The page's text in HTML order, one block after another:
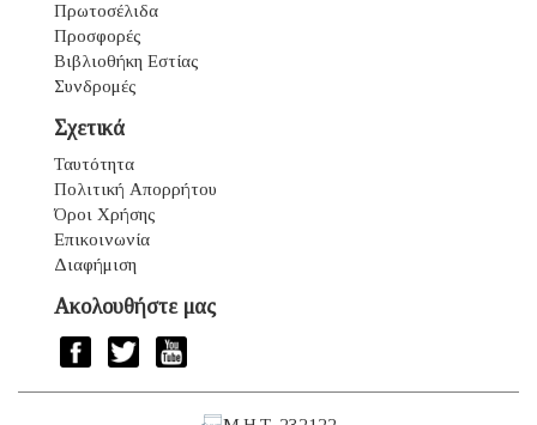
Πρωτοσέλιδα
Προσφορές
Βιβλιοθήκη Εστίας
Συνδρομές
Σχετικά
Ταυτότητα
Πολιτική Απορρήτου
Όροι Χρήσης
Επικοινωνία
Διαφήμιση
Ακολουθήστε μας